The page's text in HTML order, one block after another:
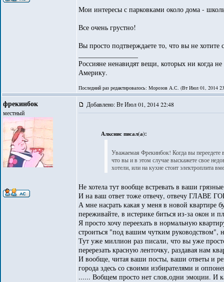
Мои интересы с парковками около дома -
Все очень грустно!
Вы просто подтверждаете то, что вы не
Россияне ненавидят вещи, которых ни когда
Америку.
Последний раз редактировалось: Морозов А.С. (Вт Июл 01, 2014
фрекинбок
местный
Добавлено: Вт Июл 01, 2014 22:48
Алкснис писал(а):
Уважаемая Фрекинбок! Когда вы
что вы и в этом случае выскажете свое
хотели, или на кухне стоит электроплита
Не хотела тут вообще встревать в ваши
И на ваш ответ тоже отвечу, отвечу ГЛАВЕ
А мне насрать какая у меня в новой квартире
переживайте, в истерике биться из-за окон и
Я просто хочу переехать в нормальную
строиться "под вашим чутким руководством",
Тут уже миллион раз писали, что вы уже
перерезать красную ленточку, раздавая нам
И вообще, читая ваши посты, ваши ответы и
города здесь со своими избирателями и
...... Вобщем просто нет слов,одни эмоции. И